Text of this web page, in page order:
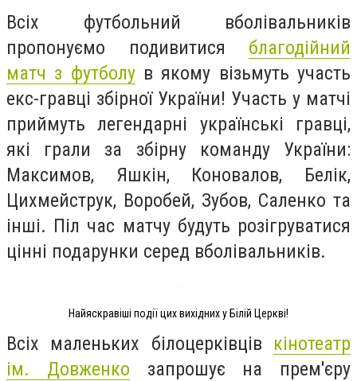
Всіх футбольний вболівальників
пропонуємо подивитися благодійний
матч з футболув якому візьмуть участь
екс-гравці збірної України! Участь у матчі
приймуть легендарні українські гравці,
які грали за збірну команду України:
Максимов, Яшкін, Коновалов, Белік,
Цихмейструк, Воробей, Зубов, Саленко та
інші. Піл час матчу будуть розігруватися
цінні подарунки серед вболівальників.
Найяскравіші події цих вихідних у Білій Церкві!
Всіх маленьких білоцерківців кінотеатр
ім. Довженко запрошує на прем'єру